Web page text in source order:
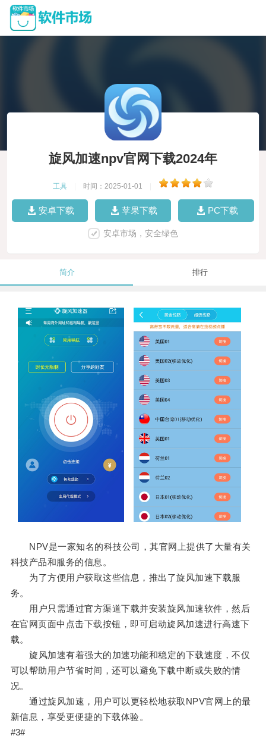
旋风加速npv官网下载2024年
工具 时间：2025-01-01
安卓下载 苹果下载 PC下载
安卓市场，安全绿色
简介 排行
NPV是一家知名的科技公司，其官网上提供了大量有关
科技产品和服务的信息。
为了方便用户获取这些信息，推出了旋风加速下载服
务。
用户只需通过官方渠道下载并安装旋风加速软件，然后
在官网页面中点击下载按钮，即可启动旋风加速进行高速下
载。
旋风加速有着强大的加速功能和稳定的下载速度，不仅
可以帮助用户节省时间，还可以避免下载中断或失败的情
况。
通过旋风加速，用户可以更轻松地获取NPV官网上的最
新信息，享受更便捷的下载体验。
#3#